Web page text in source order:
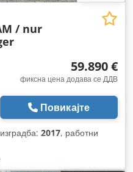
/ nur
59.890 €
фиксна цена додава се ДДВ
Повикајте
2017, работни